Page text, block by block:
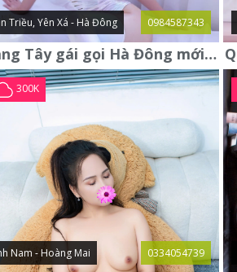
Triều, Yên Xá - Hà Đông 0984587343
Trang Tây gái gọi Hà Đông mới xác thực
300K
Nam - Hoàng Mai 0334054739